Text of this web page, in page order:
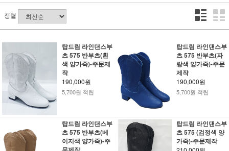
정렬
탑드림 라인댄스부
츠 575 반부츠(흰
색 양가죽)-주문제
작
190,000원
5,700원 적립
탑드림 라인댄스부
츠 575 반부츠(파
랑색 양가죽)-주문
제작
190,000원
5,700원 적립
탑드림 라인댄스부
츠 575 반부츠(베
이지색 양가죽)-주
탑드림 라인댄스부
츠 575 (검정색 양
가죽)-주문제작